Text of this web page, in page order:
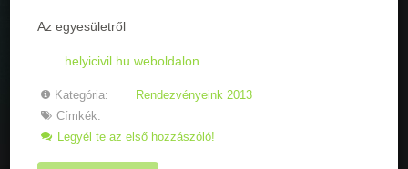
Az egyesületről
helyicivil.hu weboldalon
Kategória:
Rendezvényeink 2013
Címkék:
Legyél te az első hozzászóló!